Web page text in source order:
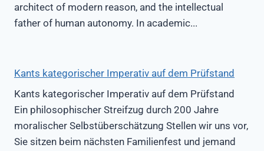
architect of modern reason, and the intellectual
father of human autonomy. In academic...
Kants kategorischer Imperativ auf dem Prüfstand
Kants kategorischer Imperativ auf dem Prüfstand
Ein philosophischer Streifzug durch 200 Jahre
moralischer Selbstüberschätzung Stellen wir uns vor,
Sie sitzen beim nächsten Familienfest und jemand